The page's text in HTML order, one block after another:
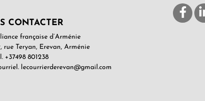
CONTACTER
française d’Arménie
rue Teryan, Erevan, Arménie
+37498 801238
lecourrierderevan@gmail.com